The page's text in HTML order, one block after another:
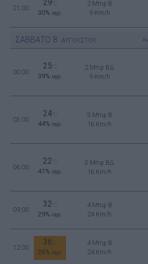
21:00
29
30% υγρ.
2 Μπφ B
9 Km/h
ΣΑΒΒΑΤΟ 8 ΑΥΓΟΥΣΤΟΥ
00:00
25
39% υγρ.
2 Μπφ ΒΔ
9 Km/h
03:00
24°C
44% υγρ.
3 Μπφ B
16 Km/h
06:00
22
41% υγρ.
3 Μπφ ΒΔ
16 Km/h
09:00
32
29% υγρ.
4 Μπφ B
24 Km/h
12:00
36
26% υγρ.
4 Μπφ B
24 Km/h